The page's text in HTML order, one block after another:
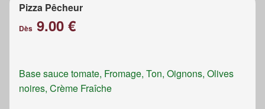
Pizza Pêcheur
Dès 9.00 €
Base sauce tomate, Fromage, Ton, Oignons, Olives
noires, Crème Fraîche